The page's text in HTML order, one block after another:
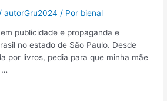
/autorGru2024 / Por bienal
publicidade e propaganda e
no estado de São Paulo. Desde
por livros, pedia para que minha mãe
…